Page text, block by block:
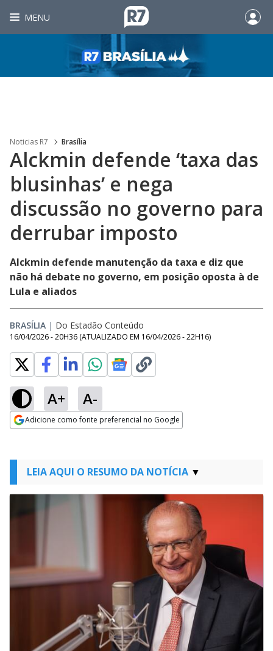
MENU
Noticias R7 Brasília
Alckmin defende ‘taxa das
blusinhas’ e nega
discussão no governo para
derrubar imposto
Alckmin defende manutenção da taxa e diz que
não há debate no governo, em posição oposta à de
Lula e aliados
BRASÍLIA | Do Estadão Conteúdo
16/04/2026 - 20H36 (ATUALIZADO EM 16/04/2026 - 22H16)
A+ A-
Adicione como fonte preferencial no Google
LEIA AQUI O RESUMO DA NOTÍCIA